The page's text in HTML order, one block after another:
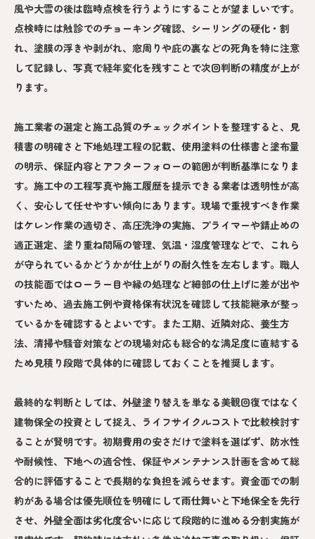
風や大雪の後は臨時点検を行うようにすることが望ましいです。
点検時には触診でのチョーキング確認、シーリングの硬化・割
れ、塗膜の浮きや剥がれ、窓周りや庇の裏などの死角を特に注意
して記録し、写真で経年変化を残すことで次回判断の精度が上が
ります。
施工業者の選定と施工品質のチェックポイントを整理すると、見
積書の明確さと下地処理工程の記載、使用塗料の仕様書と塗布量
の明示、保証内容とアフターフォローの範囲が判断基準になりま
す。施工中の工程写真や施工履歴を提示できる業者は透明性が高
く、安心して任せやすい傾向にあります。現場で重視すべき作業
はケレン作業の適切さ、高圧洗浄の実施、プライマーや錆止めの
適正選定、塗り重ね間隔の管理、気温・湿度管理などで、これら
が守られているかどうかが仕上がりの耐久性を左右します。職人
の技能面ではローラー目や縁の処理など細部の仕上げに差が出や
すいため、過去施工例や資格保有状況を確認して技能継承が整っ
ているかを確認するとよいです。また工期、近隣対応、養生方
法、清掃や騒音対策などの現場対応も総合的な満足度に直結する
ため見積り段階で具体的に確認しておくことを推奨します。
最終的な判断としては、外壁塗り替えを単なる美観回復ではなく
建物保全の投資として捉え、ライフサイクルコストで比較検討す
ることが賢明です。初期費用の安さだけで塗料を選ばず、防水性
や耐候性、下地への適合性、保証やメンテナンス計画を含めて総
合的に評価することで長期的な負担を減らせます。資金面での制
約がある場合は優先順位を明確にして雨仕舞いと下地保全を先行
させ、外壁全面は劣化度合いに応じて段階的に進める分割実施が